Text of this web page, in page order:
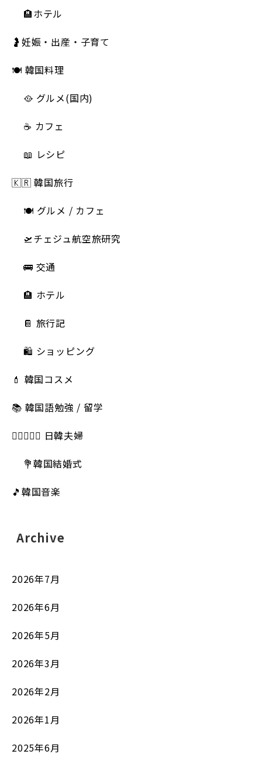
🏨ホテル
🤰妊娠・出産・子育て
🍽 韓国料理
🥘 グルメ(国内)
☕️ カフェ
📖 レシピ
🇰🇷 韓国旅行
🍽 グルメ / カフェ
🛫チェジュ航空旅研究
🚌 交通
🏨 ホテル
📔 旅行記
🛍️ ショッピング
💄 韓国コスメ
📚 韓国語勉強 / 留学
👩🏻‍❤️‍👨🏻 日韓夫婦
💐韓国結婚式
🎵韓国音楽
Archive
2026年7月
2026年6月
2026年5月
2026年3月
2026年2月
2026年1月
2025年6月